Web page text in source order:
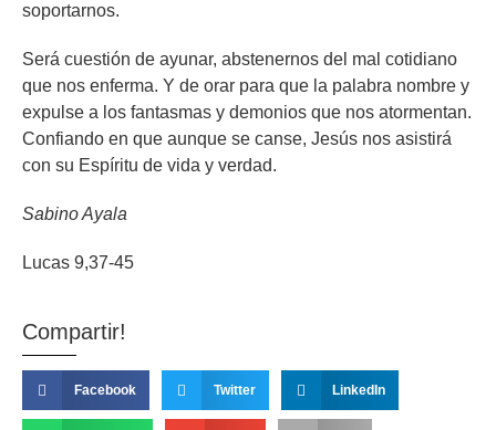
soportarnos.
Será cuestión de ayunar, abstenernos del mal cotidiano
que nos enferma. Y de orar para que la palabra nombre y
expulse a los fantasmas y demonios que nos atormentan.
Confiando en que aunque se canse, Jesús nos asistirá
con su Espíritu de vida y verdad.
Sabino Ayala
Lucas 9,37-45
Compartir!
Facebook Twitter LinkedIn